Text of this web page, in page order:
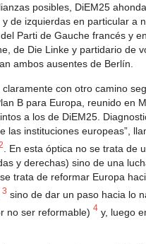
posibles, DiEM25
de izquierdas en particular a
Parti de Gauche francés y
de Die Linke y partidario de
ambos ausentes de Berlín.
con otro camino
B para Europa, reunido en
a los de DiEM25.
las instituciones europeas”,
. En esta óptica no se trata de
y derechas) sino de una
trata de reformar Europa
3 sino de dar un paso hacia lo
no ser reformable) 4 y, luego